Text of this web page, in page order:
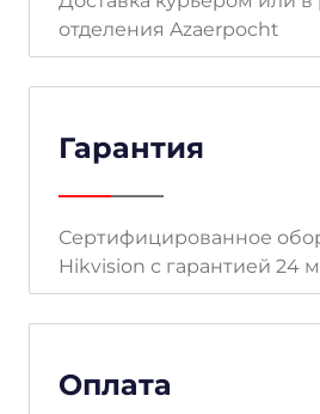
отделения Azaerpocht
Гарантия
Сертифицированное
Hikvision с гарантией 24
Оплата